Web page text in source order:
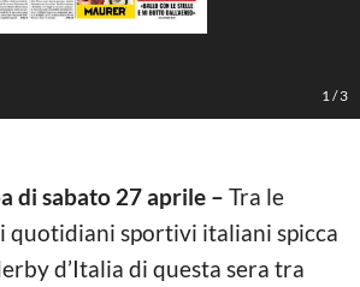
1 /3
di sabato 27 aprile – Tra le
quotidiani sportivi italiani spicca
d’Italia di questa sera tra